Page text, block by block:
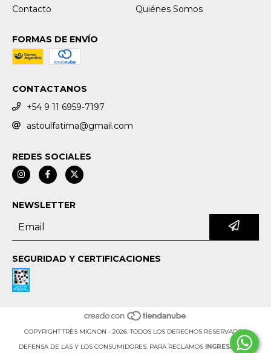
Contacto Quiénes Somos
FORMAS DE ENVÍO
CONTACTANOS
+54 9 11 6959-7197
astoulfatima@gmail.com
REDES SOCIALES
NEWSLETTER
SEGURIDAD Y CERTIFICACIONES
COPYRIGHT TRÈS MIGNON - 2026. TODOS LOS DERECHOS RESERVADOS.
DEFENSA DE LAS Y LOS CONSUMIDORES. PARA RECLAMOS
INGRESÁ ACÁ.